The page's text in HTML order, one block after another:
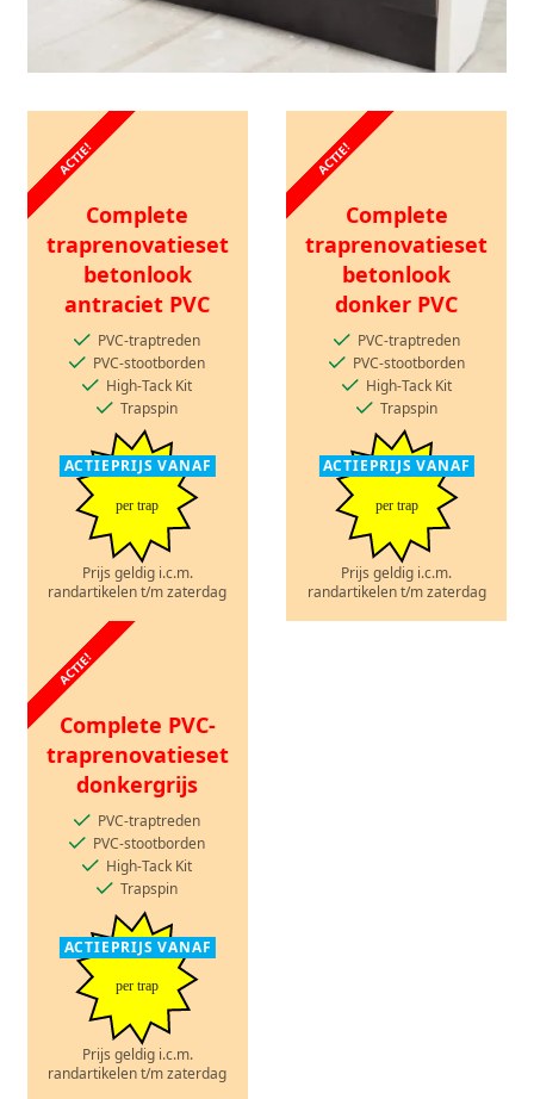
ACTIE!
Complete
traprenovatieset
betonlook
antraciet PVC
PVC-traptreden
PVC-stootborden
High-Tack Kit
Trapspin
ACTIEPRIJS VANAF
per trap
Prijs geldig i.c.m.
randartikelen t/m zaterdag
ACTIE!
Complete
traprenovatieset
betonlook
donker PVC
PVC-traptreden
PVC-stootborden
High-Tack Kit
Trapspin
ACTIEPRIJS VANAF
per trap
Prijs geldig i.c.m.
randartikelen t/m zaterdag
ACTIE!
Complete PVC-
traprenovatieset
donkergrijs
PVC-traptreden
PVC-stootborden
High-Tack Kit
Trapspin
ACTIEPRIJS VANAF
per trap
Prijs geldig i.c.m.
randartikelen t/m zaterdag